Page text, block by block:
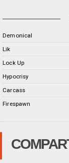
Demonical
Lik
Lock Up
Hypocrisy
Carcass
Firespawn